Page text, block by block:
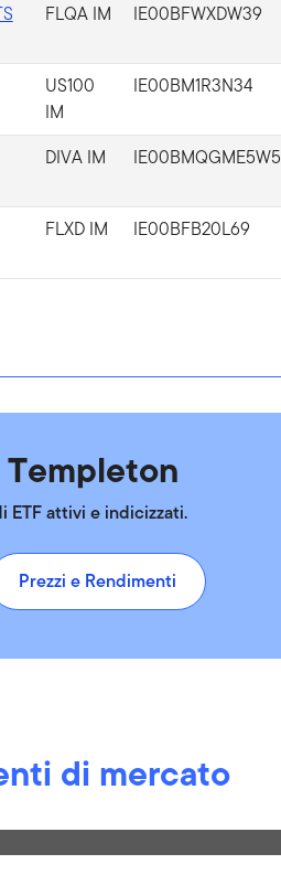
FLQA IM IE00BFWXDW39
US100
IM
IE00BM1R3N34
DIVA IM IE00BMQGME5W5
FLXD IM IE00BFB20L69
Templeton
ETF attivi e indicizzati.
Prezzi e Rendimenti
di mercato